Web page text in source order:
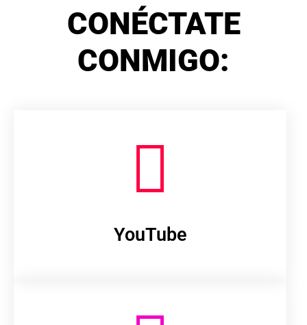
CONÉCTATE
CONMIGO:
YouTube